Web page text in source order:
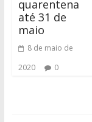
quarentena
até 31 de
maio
8 de maio de
2020
0